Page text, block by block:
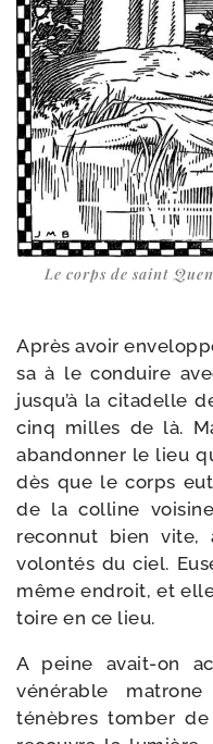
Le corps de saint
Après avoir
sa à le con­duire
jusqu’à la cita­delle
cinq milles de là.
aban­don­ner le lieu
dès que le corps
de la col­line
recon­nut bien vite,
volon­tés du ciel.
même endroit, et
toire en ce lieu.
A peine avait-​on
véné­rable
ténèbres tom­ber